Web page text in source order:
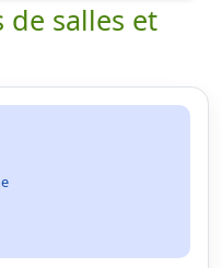
de salles et